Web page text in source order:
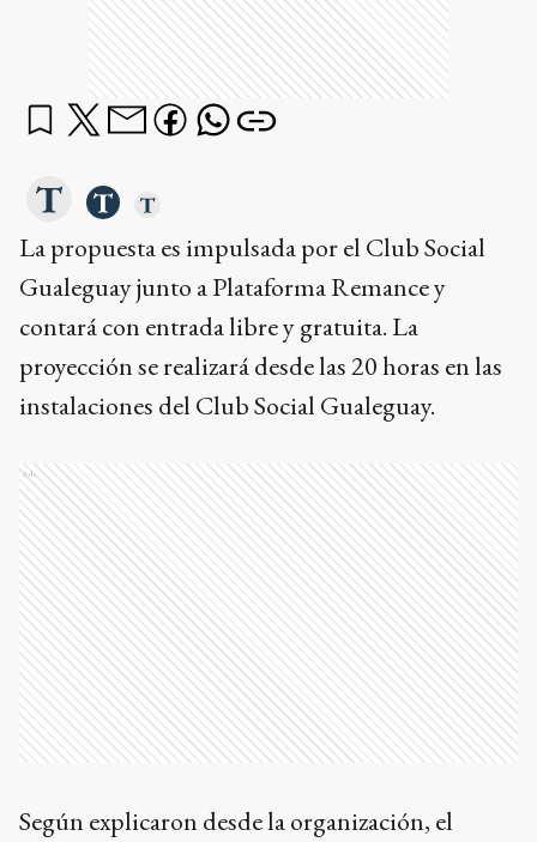
La propuesta es impulsada por el Club Social
Gualeguay junto a Plataforma Remance y
contará con entrada libre y gratuita. La
proyección se realizará desde las 20 horas en las
instalaciones del Club Social Gualeguay.
Ads
Según explicaron desde la organización, el